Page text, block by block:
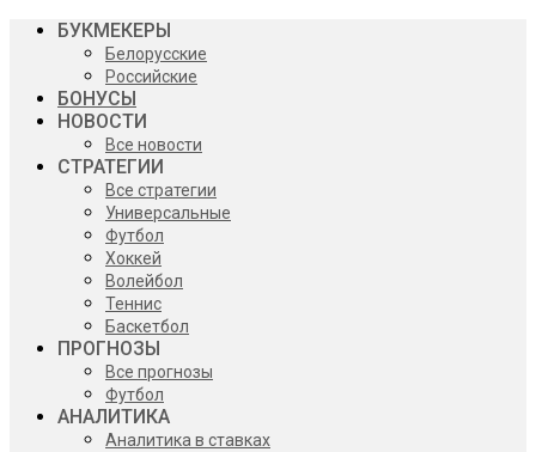
БУКМЕКЕРЫ
Белорусские
Российские
БОНУСЫ
НОВОСТИ
Все новости
СТРАТЕГИИ
Все стратегии
Универсальные
Футбол
Хоккей
Волейбол
Теннис
Баскетбол
ПРОГНОЗЫ
Все прогнозы
Футбол
АНАЛИТИКА
Аналитика в ставках